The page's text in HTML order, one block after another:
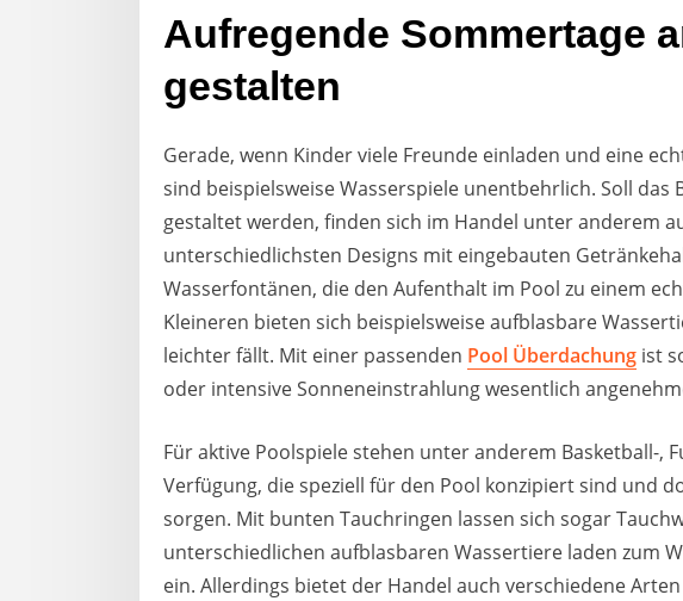
Aufregende Sommertage
gestalten
Gerade, wenn Kinder viele Freunde einladen und eine
sind beispielsweise Wasserspiele unentbehrlich. Soll das
gestaltet werden, finden sich im Handel unter anderem
unterschiedlichsten Designs mit eingebauten
Wasserfontänen, die den Aufenthalt im Pool zu einem
Kleineren bieten sich beispielsweise aufblasbare
leichter fällt. Mit einer passenden Pool Überdachung ist
oder intensive Sonneneinstrahlung wesentlich
Für aktive Poolspiele stehen unter anderem Basketball-,
Verfügung, die speziell für den Pool konzipiert sind und
sorgen. Mit bunten Tauchringen lassen sich sogar
unterschiedlichen aufblasbaren Wassertiere laden zum
ein. Allerdings bietet der Handel auch verschiedene